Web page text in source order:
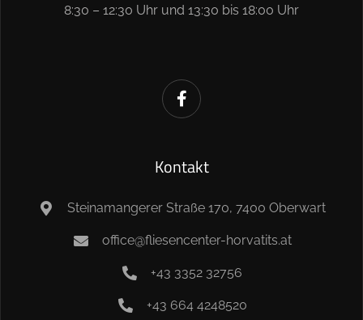
8:30 – 12:30 Uhr und 13:30 bis 18:00 Uhr
Kontakt
Steinamangerer Straße 170, 7400 Oberwart
office@fliesencenter-horvatits.at
+43 3352 32756
+43 664 4248520